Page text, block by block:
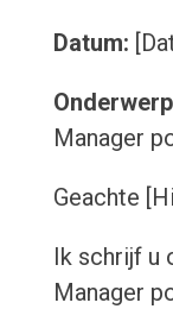
Datum:
Manager
Geachte
Ik schrijf u
Manager